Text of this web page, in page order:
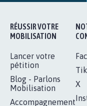
RÉUSSIR VOTRE
MOBILISATION
Lancer votre
pétition
Blog - Parlons
Mobilisation
Accompagnement
X